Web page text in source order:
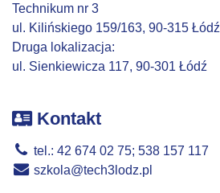
Technikum nr 3
ul. Kilińskiego 159/163, 90-315 Łódź
Druga lokalizacja:
ul. Sienkiewicza 117, 90-301 Łódź
Kontakt
tel.: 42 674 02 75; 538 157 117
szkola@tech3lodz.pl